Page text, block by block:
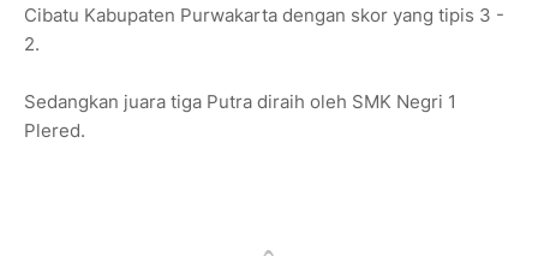
Cibatu Kabupaten Purwakarta dengan skor yang tipis 3 -
2.
Sedangkan juara tiga Putra diraih oleh SMK Negri 1
Plered.